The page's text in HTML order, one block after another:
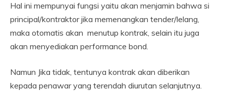
Hal ini mempunyai fungsi yaitu akan menjamin bahwa si
principal/kontraktor jika memenangkan tender/lelang,
maka otomatis akan menutup kontrak, selain itu juga
akan menyediakan performance bond.
Namun Jika tidak, tentunya kontrak akan diberikan
kepada penawar yang terendah diurutan selanjutnya.